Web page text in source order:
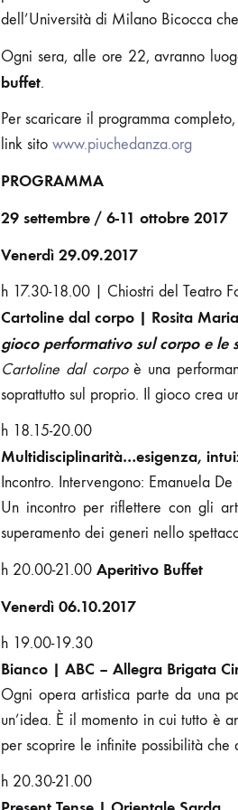
dell’Università di Milano Bicocca
Ogni sera, alle ore 22, avranno
buffet.
Per scaricare il programma
link sito www.piuchedanza.org
PROGRAMMA
29 settembre / 6-11 ottobre 2017
Venerdì 29.09.2017
h 17.30-18.00 | Chiostri del Teatro
Cartoline dal corpo | Rosita
gioco performativo sul corpo e le
Cartoline dal corpoè una
soprattutto sul proprio. Il gioco crea
h 18.15-20.00
Multidisciplinarità…esigenza,
Incontro. Intervengono: Emanuela
Un incontro per riflettere con gli
superamento dei generi nello
h 20.00-21.00 Aperitivo Buffet
Venerdì 06.10.2017
h 19.00-19.30
Bianco | ABC – Allegra Brigata
Ogni opera artistica parte da una
un’idea. È il momento in cui tutto è
per scoprire le infinite possibilità che
h 20.30-21.00